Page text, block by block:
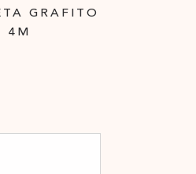
GRAFITO
4M